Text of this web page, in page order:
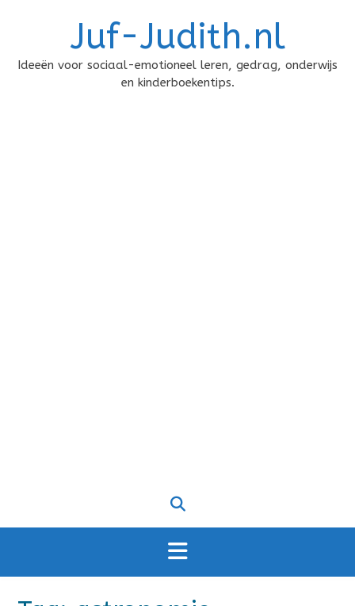
Juf-Judith.nl
Ideeën voor sociaal-emotioneel leren, gedrag, onderwijs
en kinderboekentips.